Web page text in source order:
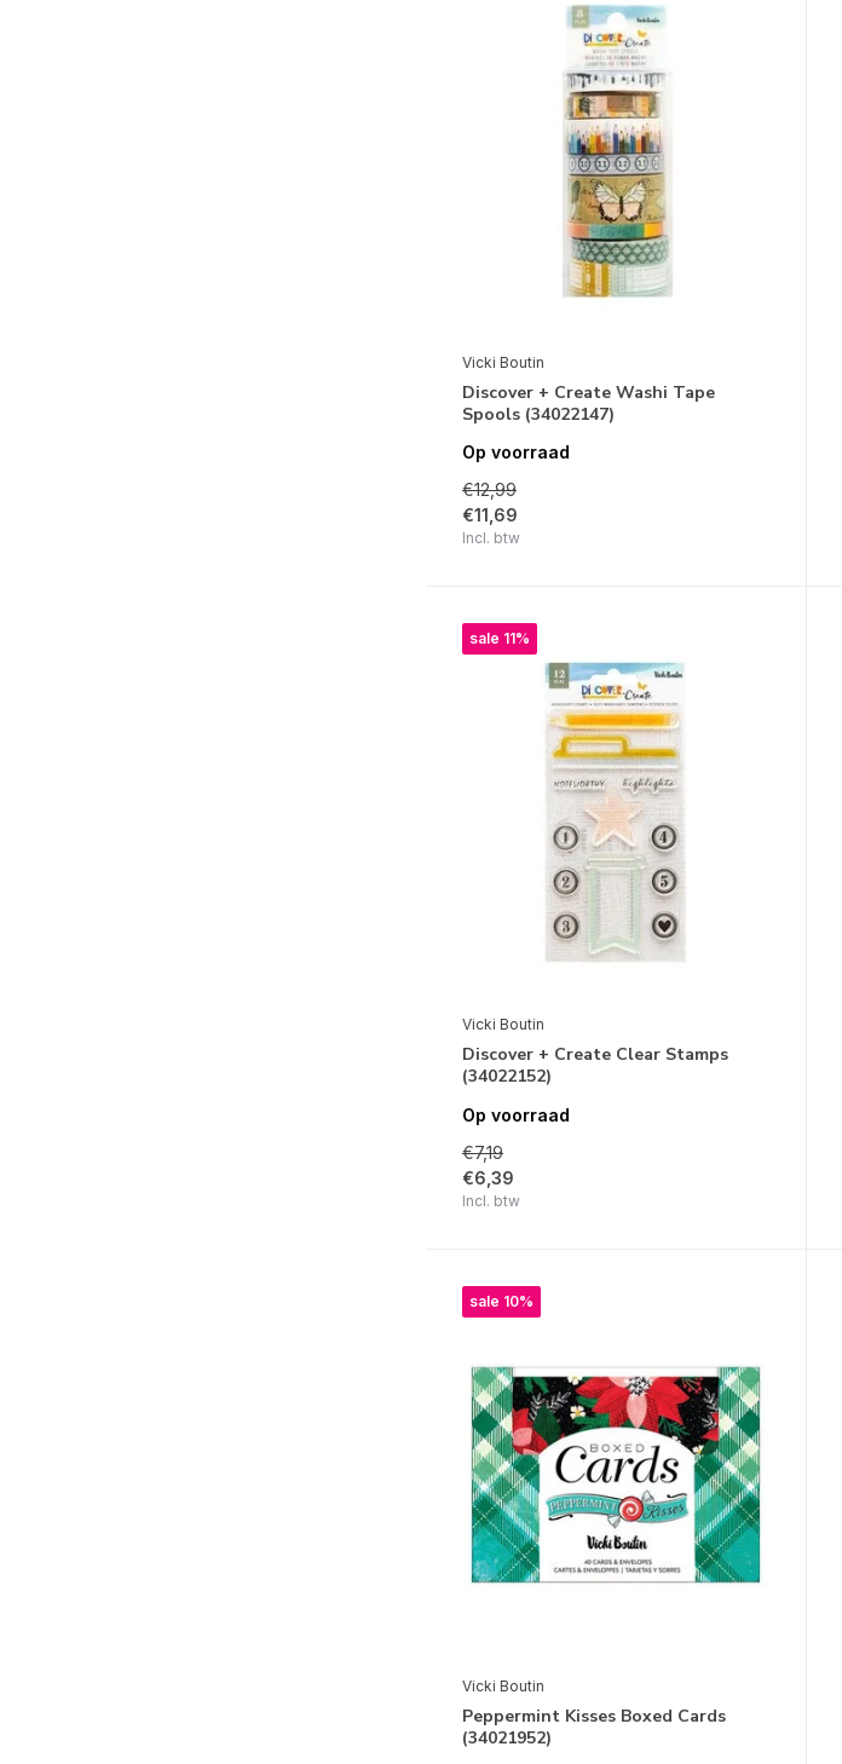
Vicki Boutin
Discover + Create Washi Tape
Spools (34022147)
Op voorraad
€12,99
€11,69
Incl. btw
sale 11%
Vicki Boutin
Discover + Create Clear Stamps
(34022152)
Op voorraad
€7,19
€6,39
Incl. btw
sale 10%
Vicki Boutin
Peppermint Kisses Boxed Cards
(34021952)